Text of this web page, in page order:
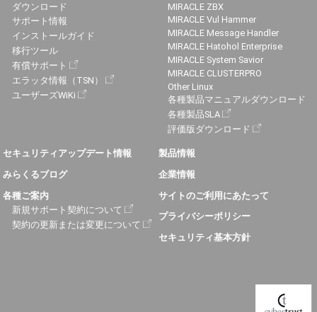
ダウンロード
サポート情報
インストールガイド
移行ツール
有償サポート
エラッタ情報（TSN）
ユーザーズWiKi
MIRACLE ZBX
MIRACLE Vul Hammer
MIRACLE Message Handler
MIRACLE Hatohol Enterprise
MIRACLE System Savior
MIRACLE CLUSTERPRO
Other Linux
各種製品マニュアルダウンロード
各種製品SLA
評価版ダウンロード
セキュリティアップデート情報
みらくるブログ
各種ご案内
新規サポート契約について
契約の更新または変更について
製品情報
企業情報
サイトのご利用にあたって
プライバシーポリシー
セキュリティ基本方針